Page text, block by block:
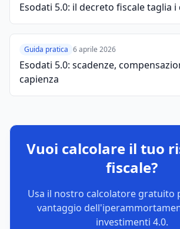
Esodati 5.0: il decreto fiscale taglia i
Guida pratica 6 aprile 2026
Esodati 5.0: scadenze,
capienza
Vuoi calcolare il tuo
fiscale?
Usa il nostro calcolatore gratuito
vantaggio
investimenti 4.0.